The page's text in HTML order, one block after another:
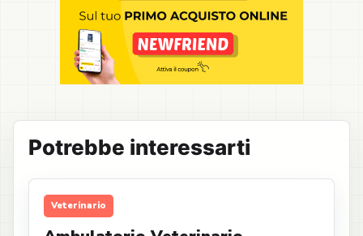
Potrebbe interessarti
Veterinario